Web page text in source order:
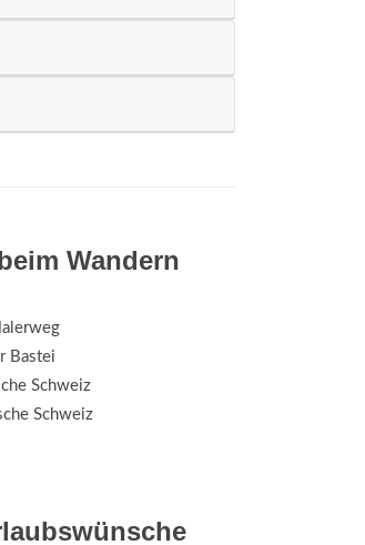
Wandern
Bastei
Schweiz
Schweiz